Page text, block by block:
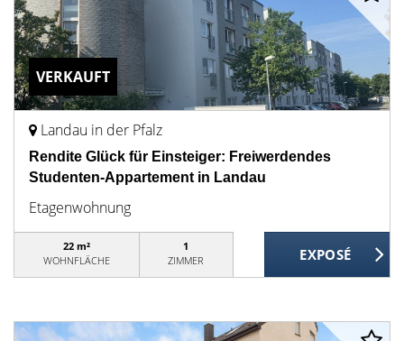
VERKAUFT
Landau in der Pfalz
Rendite Glück für Einsteiger: Freiwerdendes
Studenten-Appartement in Landau
Etagenwohnung
22 m²
WOHNFLÄCHE
1
ZIMMER